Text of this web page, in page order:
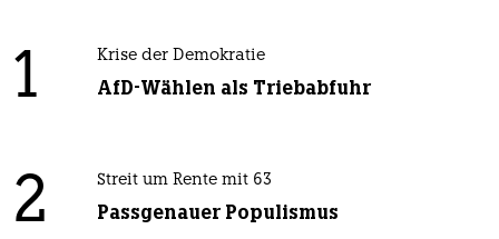
1 Krise der Demokratie
AfD-Wählen als Triebabfuhr
2 Streit um Rente mit 63
Passgenauer Populismus